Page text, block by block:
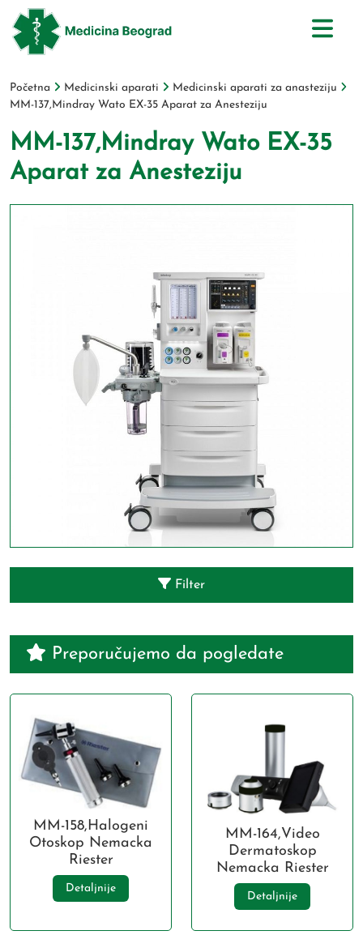
Početna Medicinski aparati
Medicinski aparati za anasteziju
MM-137,Mindray Wato EX-35 Aparat za Anesteziju
MM-137,Mindray Wato EX-35
Aparat za Anesteziju
Filter
Preporučujemo da pogledate
MM-158,Halogeni
Otoskop Nemacka
Riester
Detaljnije
MM-164,Video
Dermatoskop
Nemacka Riester
Detaljnije